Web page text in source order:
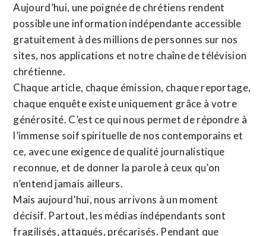
Aujourd’hui, une poignée de chrétiens rendent
possible une information indépendante accessible
gratuitement à des millions de personnes sur nos
sites, nos applications et notre chaîne de télévision
chrétienne.
Chaque article, chaque émission, chaque reportage,
chaque enquête existe uniquement grâce à votre
générosité. C’est ce qui nous permet de répondre à
l’immense soif spirituelle de nos contemporains et
ce, avec une exigence de qualité journalistique
reconnue, et de donner la parole à ceux qu’on
n’entend jamais ailleurs.
Mais aujourd’hui, nous arrivons à un moment
décisif. Partout, les médias indépendants sont
fragilisés, attaqués, précarisés. Pendant que